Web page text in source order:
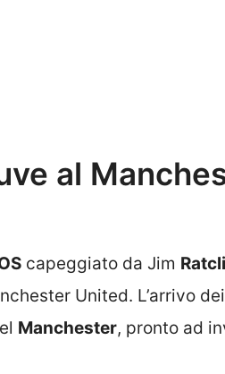
al
capeggiato da Jim
United. L’arrivo
Manchester, pronto ad